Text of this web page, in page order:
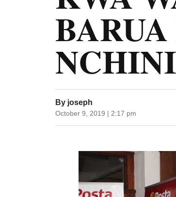
NCHINI
By joseph
October 9, 2019 | 2:17 pm